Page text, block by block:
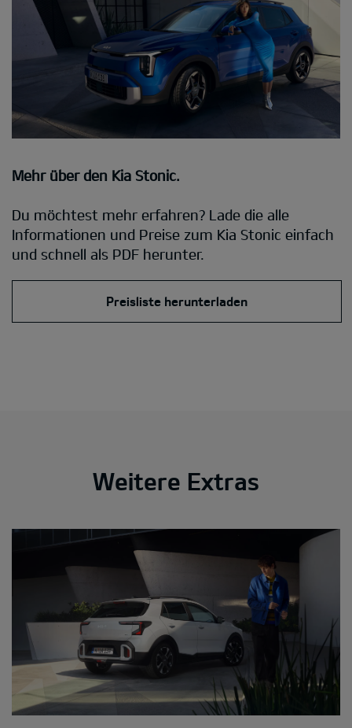
Mehr über den Kia Stonic.
Du möchtest mehr erfahren? Lade die alle
Informationen und Preise zum Kia Stonic einfach
und schnell als PDF herunter.
Preisliste herunterladen
Weitere Extras